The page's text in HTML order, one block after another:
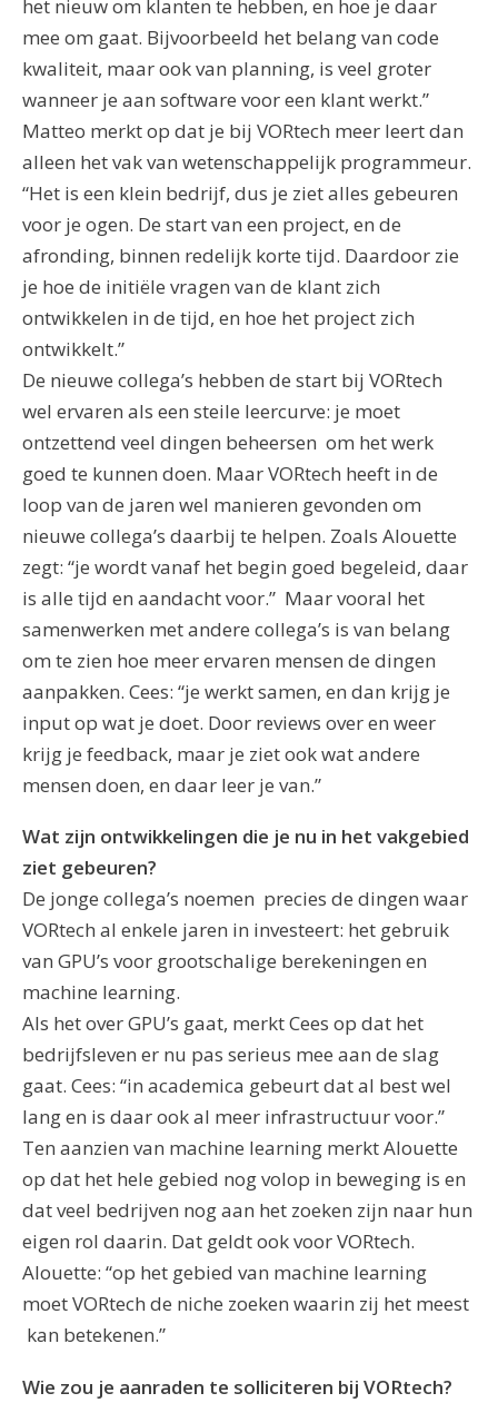
het nieuw om klanten te hebben, en hoe je daar
mee om gaat. Bijvoorbeeld het belang van code
kwaliteit, maar ook van planning, is veel groter
wanneer je aan software voor een klant werkt.”
Matteo merkt op dat je bij VORtech meer leert dan
alleen het vak van wetenschappelijk programmeur.
“Het is een klein bedrijf, dus je ziet alles gebeuren
voor je ogen. De start van een project, en de
afronding, binnen redelijk korte tijd. Daardoor zie
je hoe de initiële vragen van de klant zich
ontwikkelen in de tijd, en hoe het project zich
ontwikkelt.”
De nieuwe collega’s hebben de start bij VORtech
wel ervaren als een steile leercurve: je moet
ontzettend veel dingen beheersen om het werk
goed te kunnen doen. Maar VORtech heeft in de
loop van de jaren wel manieren gevonden om
nieuwe collega’s daarbij te helpen. Zoals Alouette
zegt: “je wordt vanaf het begin goed begeleid, daar
is alle tijd en aandacht voor.” Maar vooral het
samenwerken met andere collega’s is van belang
om te zien hoe meer ervaren mensen de dingen
aanpakken. Cees: “je werkt samen, en dan krijg je
input op wat je doet. Door reviews over en weer
krijg je feedback, maar je ziet ook wat andere
mensen doen, en daar leer je van.”
Wat zijn ontwikkelingen die je nu in het vakgebied
ziet gebeuren?
De jonge collega’s noemen precies de dingen waar
VORtech al enkele jaren in investeert: het gebruik
van GPU’s voor grootschalige berekeningen en
machine learning.
Als het over GPU’s gaat, merkt Cees op dat het
bedrijfsleven er nu pas serieus mee aan de slag
gaat. Cees: “in academica gebeurt dat al best wel
lang en is daar ook al meer infrastructuur voor.”
Ten aanzien van machine learning merkt Alouette
op dat het hele gebied nog volop in beweging is en
dat veel bedrijven nog aan het zoeken zijn naar hun
eigen rol daarin. Dat geldt ook voor VORtech.
Alouette: “op het gebied van machine learning
moet VORtech de niche zoeken waarin zij het meest
kan betekenen.”
Wie zou je aanraden te solliciteren bij VORtech?